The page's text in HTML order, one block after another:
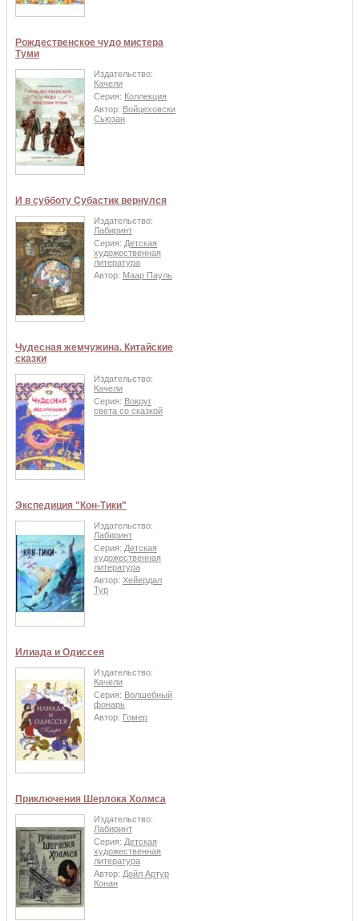
Рождественское чудо мистера
Туми
Издательство:
Качели
Серия: Коллекция
Автор: Войцеховски
Сьюзан
И в субботу Субастик вернулся
Издательство:
Лабиринт
Серия: Детская
художественная
литература
Автор: Маар Пауль
Чудесная жемчужина. Китайские
сказки
Издательство:
Качели
Серия: Вокруг
света со сказкой
Экспедиция "Кон-Тики"
Издательство:
Лабиринт
Серия: Детская
художественная
литература
Автор: Хейердал
Тур
Илиада и Одиссея
Издательство:
Качели
Серия: Волшебный
фонарь
Автор: Гомер
Приключения Шерлока Холмса
Издательство:
Лабиринт
Серия: Детская
художественная
литература
Автор: Дойл Артур
Конан